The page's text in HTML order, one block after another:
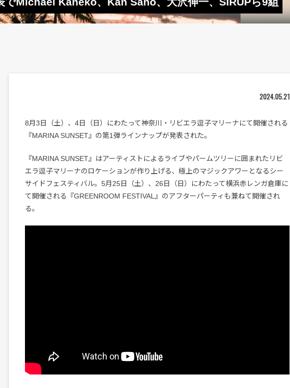
2024.05.21
8月3日（土）、4日（日）にわたって神奈川・リビエラ逗子マリーナにて開催される
『MARINA SUNSET』の第1弾ラインナップが発表された。
『MARINA SUNSET』はアーティストによるライブやパームツリーに囲まれたリビ
エラ逗子マリーナのロケーションが作り上げる、極上のマジックアワーとなるシー
サイドフェスティバル。5月25日（土）、26日（日）にわたって横浜赤レンガ倉庫に
て開催される『GREENROOM FESTIVAL』のアフターパーティも兼ねて開催され
る。